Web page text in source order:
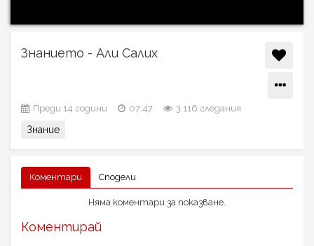
Знанието - Али Салих
Преди 14 години 07:47 3 116 гледания
Знание
Коментари Сподели
Няма коментари за показване.
Коментирай